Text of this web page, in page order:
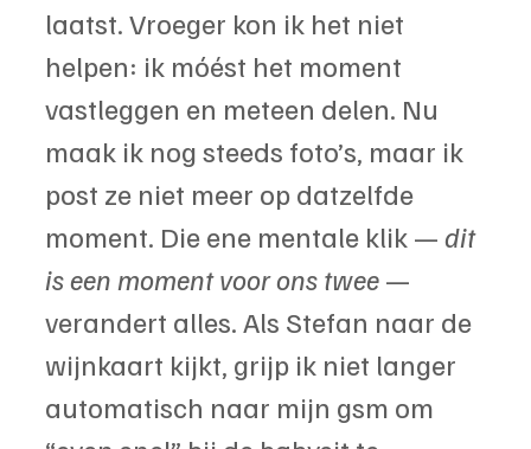
laatst. Vroeger kon ik het niet
helpen: ik móést het moment
vastleggen en meteen delen. Nu
maak ik nog steeds foto’s, maar ik
post ze niet meer op datzelfde
moment. Die ene mentale klik — dit
is een moment voor ons twee —
verandert alles. Als Stefan naar de
wijnkaart kijkt, grijp ik niet langer
automatisch naar mijn gsm om